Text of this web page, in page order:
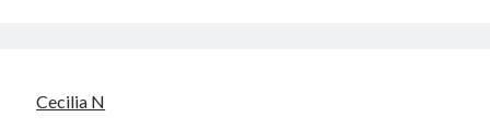
Cecilia N